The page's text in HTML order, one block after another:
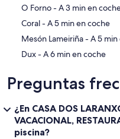
‪O Forno - ‬A 3 min en
‪Coral - ‬A 5 min en coche
‪Mesón
‪Dux - ‬A 6 min en coche
Preguntas
¿En CASA DOS
VACACIONAL,
piscina?